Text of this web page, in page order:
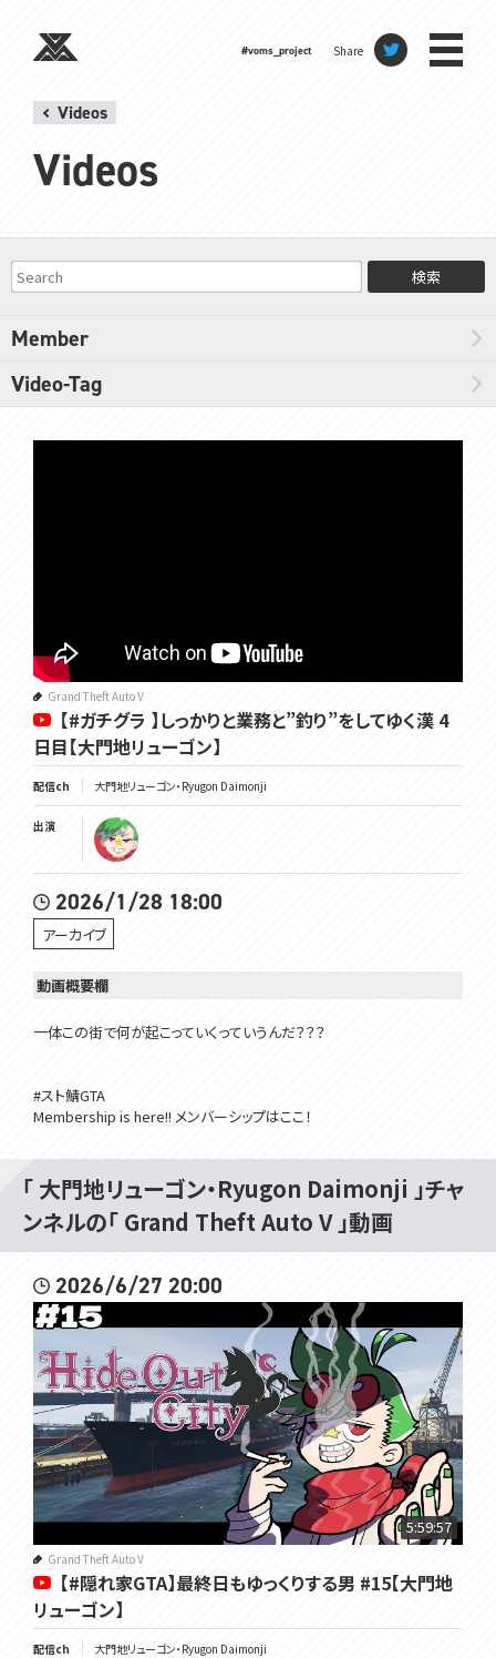
#voms_project Share
Videos
Videos
検索
Member
Video-Tag
Grand Theft Auto V
【#ガチグラ 】しっかりと業務と”釣り”をしてゆく漢 4
日目【大門地リューゴン】
配信ch 大門地リューゴン・Ryugon Daimonji
出演
2026/1/28 18:00
アーカイブ
動画概要欄
一体この街で何が起こっていくっていうんだ？？？
#スト鯖GTA
Membership is here!! メンバーシップはここ！
JQ/join
所属：#VOMSProject
チャンネル：https://www.youtube.com/channel/UCdMp...
Twitter：
/ voms_project
HP：https://voms.net/
「 大門地リューゴン・Ryugon Daimonji 」チャ
ンネルの「 Grand Theft Auto V 」動画
2026/6/27 20:00
5:59:57
Grand Theft Auto V
【#隠れ家GTA】最終日もゆっくりする男 #15【大門地
リューゴン】
配信ch 大門地リューゴン・Ryugon Daimonji